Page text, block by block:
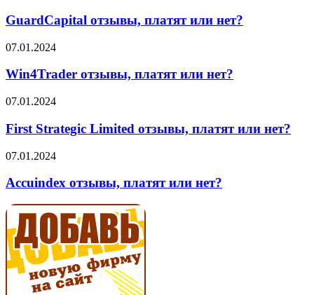
платят
или
нет?
GuardCapital отзывы, платят или нет?
Win4Trader
платят
нет?
07.01.2024
Win4Trader отзывы, платят или нет?
First
Limited
отзывы,
платят
или
нет?
07.01.2024
First Strategic Limited отзывы, платят или нет?
Accuindex
платят
нет?
07.01.2024
Accuindex отзывы, платят или нет?